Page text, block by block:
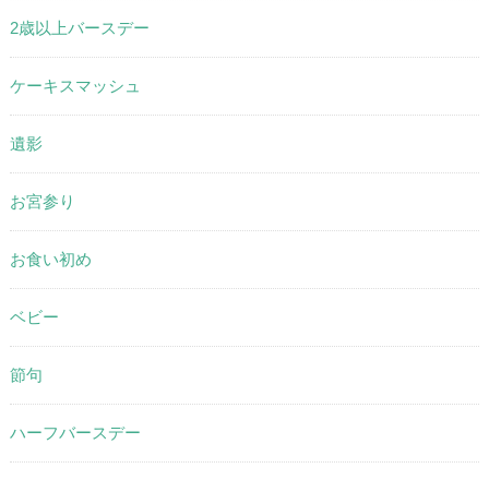
2歳以上バースデー
ケーキスマッシュ
遺影
お宮参り
お食い初め
ベビー
節句
ハーフバースデー